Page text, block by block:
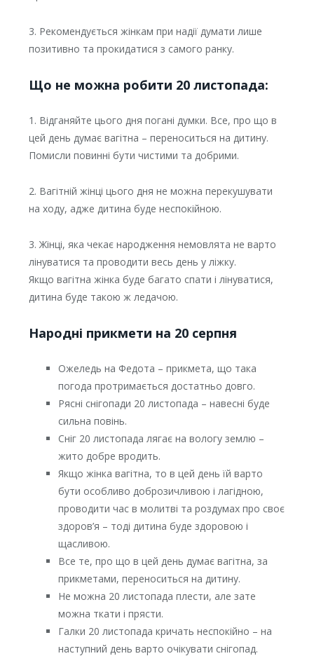
3. Рекомендується жінкам при надії думати лише
позитивно та прокидатися з самого ранку.
Що не можна робити 20 листопада:
1. Відганяйте цього дня погані думки. Все, про що в
цей день думає вагітна – переноситься на дитину.
Помисли повинні бути чистими та добрими.
2. Вагітній жінці цього дня не можна перекушувати
на ходу, адже дитина буде неспокійною.
3. Жінці, яка чекає народження немовлята не варто
лінуватися та проводити весь день у ліжку.
Якщо вагітна жінка буде багато спати і лінуватися,
дитина буде такою ж ледачою.
Народні прикмети на 20 серпня
Ожеледь на Федота – прикмета, що така
погода протримається достатньо довго.
Рясні снігопади 20 листопада – навесні буде
сильна повінь.
Сніг 20 листопада лягає на вологу землю –
жито добре вродить.
Якщо жінка вагітна, то в цей день їй варто
бути особливо доброзичливою і лагідною,
проводити час в молитві та роздумах про своє
здоров’я – тоді дитина буде здоровою і
щасливою.
Все те, про що в цей день думає вагітна, за
прикметами, переноситься на дитину.
Не можна 20 листопада плести, але зате
можна ткати і прясти.
Галки 20 листопада кричать неспокійно – на
наступний день варто очікувати снігопад.